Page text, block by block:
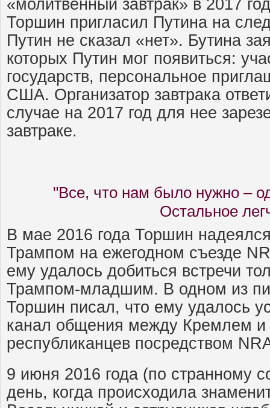
«молитвенный завтрак» в 2017
Торшин пригласил Путина на
Путин не сказал «нет». Бутина
которых Путин мог появиться:
государств, персональное
США. Организатор завтрака
случае на 2017 год для нее
завтраке.
"Все, что нам было нужно –
Остальное
В мае 2016 года Торшин надеялся
Трампом на ежегодном съезде
ему удалось добиться встречи
Трампом-младшим. В одном из
Торшин писал, что ему удалось
канал общения между Кремлем
республиканцев посредством
9 июня 2016 года (по странному
день, когда происходила